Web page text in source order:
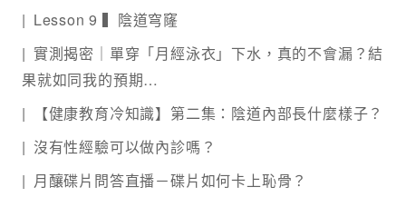
Lesson 9 ▍陰道穹窿
實測揭密｜單穿「月經泳衣」下水，真的不會漏？結
果就如同我的預期…
【健康教育冷知識】第二集：陰道內部長什麼樣子？
沒有性經驗可以做內診嗎？
月釀碟片問答直播－碟片如何卡上恥骨？️